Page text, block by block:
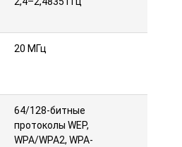
20 МГц
64/128-битные
протоколы WEP,
WPA/WPA2, WPA-